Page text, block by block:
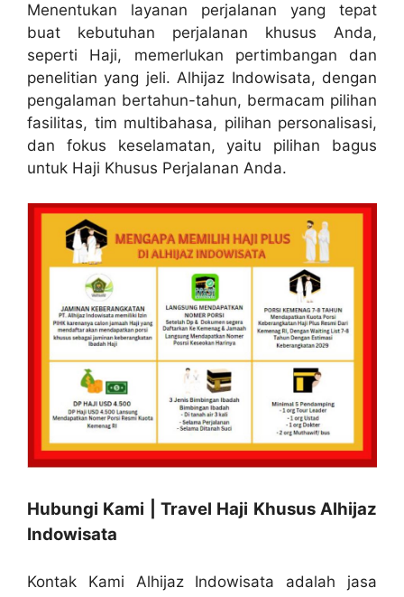
Menentukan layanan perjalanan yang tepat
buat kebutuhan perjalanan khusus Anda,
seperti Haji, memerlukan pertimbangan dan
penelitian yang jeli. Alhijaz Indowisata, dengan
pengalaman bertahun-tahun, bermacam pilihan
fasilitas, tim multibahasa, pilihan personalisasi,
dan fokus keselamatan, yaitu pilihan bagus
untuk Haji Khusus Perjalanan Anda.
Hubungi Kami | Travel Haji Khusus Alhijaz
Indowisata
Kontak Kami Alhijaz Indowisata adalah jasa